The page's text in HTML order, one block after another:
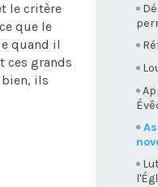
le critère
que le
quand il
ces grands
bien, ils